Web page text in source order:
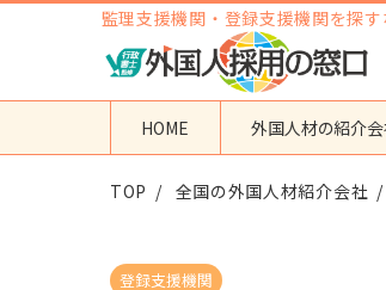
監理支援機関・登録支援機関を探す
HOME 外国人材の紹介
地域から検索する
神奈川県
国
TOP 全国の外国人材紹介会社
登録支援機関